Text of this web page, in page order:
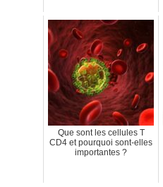
Que sont les cellules T
CD4 et pourquoi sont-elles
importantes ?